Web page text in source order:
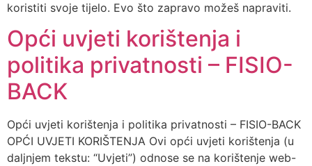
koristiti svoje tijelo. Evo što zapravo možeš napraviti.
Opći uvjeti korištenja i
politika privatnosti – FISIO-
BACK
Opći uvjeti korištenja i politika privatnosti – FISIO-BACK
OPĆI UVJETI KORIŠTENJA Ovi opći uvjeti korištenja (u
daljnjem tekstu: “Uvjeti”) odnose se na korištenje web-